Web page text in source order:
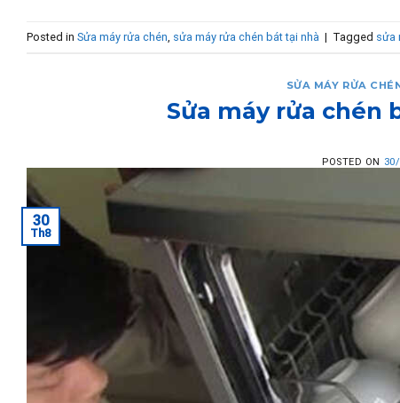
Posted in Sửa máy rửa chén sửa máy rửa chén bát tại nhà | Tagged sửa
SỬA MÁY RỬA
Sửa máy rửa chén
POSTED ON
30
Th8